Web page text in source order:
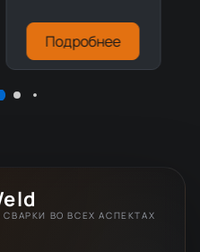
Подробнее
ВО ВСЕХ АСПЕКТАХ